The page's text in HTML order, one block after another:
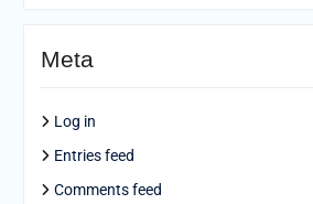
Meta
Log in
Entries feed
Comments feed